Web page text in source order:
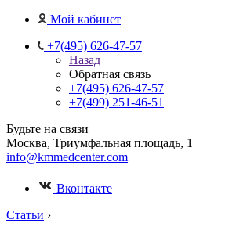
Мой кабинет
+7(495) 626-47-57
Назад
Обратная связь
+7(495) 626-47-57
+7(499) 251-46-51
Будьте на связи
Москва, Триумфальная площадь, 1
info@kmmedcenter.com
Вконтакте
Статьи ›